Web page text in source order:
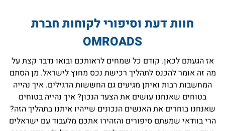
חוות דעת וסיפורי לקוחות חברת
OMROADS
אז הגעתם לכאן. קודם כל שמחים לראותכם ובואו נדבר קצת על
מה זה אומר להכנס לתהליך רכישת נכס מחוץ לישראל. מן הסתם
המחשבות רבות ואיתן מגיעים גם החששות הרגילים. איך נהייה
בטוחים שאנחנו עושים את הצעד הנכון? איך נהייה בטוחים
שאנחנו בוחרים את האנשים הנכונים שייהיו איתנו בתהליך הזה?
הרי בוודאי שמעתם סיפורים והזהירו אתכם מלעבוד עם ישראלים